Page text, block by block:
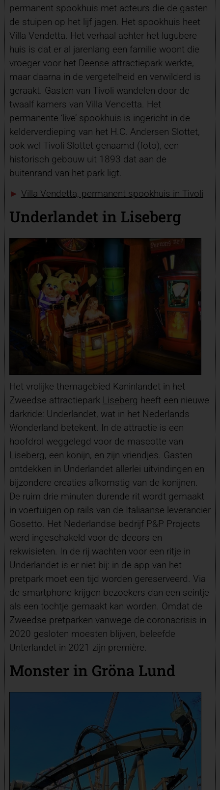
permanent spookhuis met acteurs die de gasten
de stuipen op het lijf jagen. Het spookhuis heet
Villa Vendetta. Het verhaal achter het lugubere
huis is dat er al jarenlang een familie woont die
vroeger voor het Deense attractiepark werkte,
maar daarna in de vergetelheid en verwilderd is
geraakt. Gasten van Tivoli wandelen door de
twaalf kamers van Villa Vendetta. Het
permanente ‘live’ spookhuis is ingericht in de
kelderverdieping van het H.C. Andersen Slottet,
ook wel Tivoli Slottet genaamd (foto), een
historisch gebouw uit 1893 dat aan de
buitenrand van het park ligt.
► Villa Vendetta, permanent spookhuis in Tivoli
Underlandet in Liseberg
Het vrolijke themagebied Kaninlandet in het
Zweedse attractiepark Liseberg heeft een nieuwe
darkride: Underlandet, wat in het Nederlands
Wonderland betekent. In de attractie is een
hoofdrol weggelegd voor de mascotte van
Liseberg, een konijn, en zijn vriendjes. Gasten
ontdekken in Underlandet allerlei uitvindingen en
bijzondere creaties afkomstig van de konijnen.
De ruim drie minuten durende rit wordt gemaakt
in voertuigen op rails van de Italiaanse leverancier
Gosetto. Het Nederlandse bedrijf P&P Projects
werd ingeschakeld voor de decors en
rekwisieten. In de rij wachten voor een ritje in
Underlandet is er niet bij: in de app van het
pretpark moet een tijd worden gereserveerd. Via
de smartphone krijgen bezoekers dan een seintje
als een tochtje gemaakt kan worden. Omdat de
Zweedse pretparken vanwege de coronacrisis in
2020 gesloten moesten blijven, beleefde
Unterlandet in 2021 zijn première.
Monster in Gröna Lund